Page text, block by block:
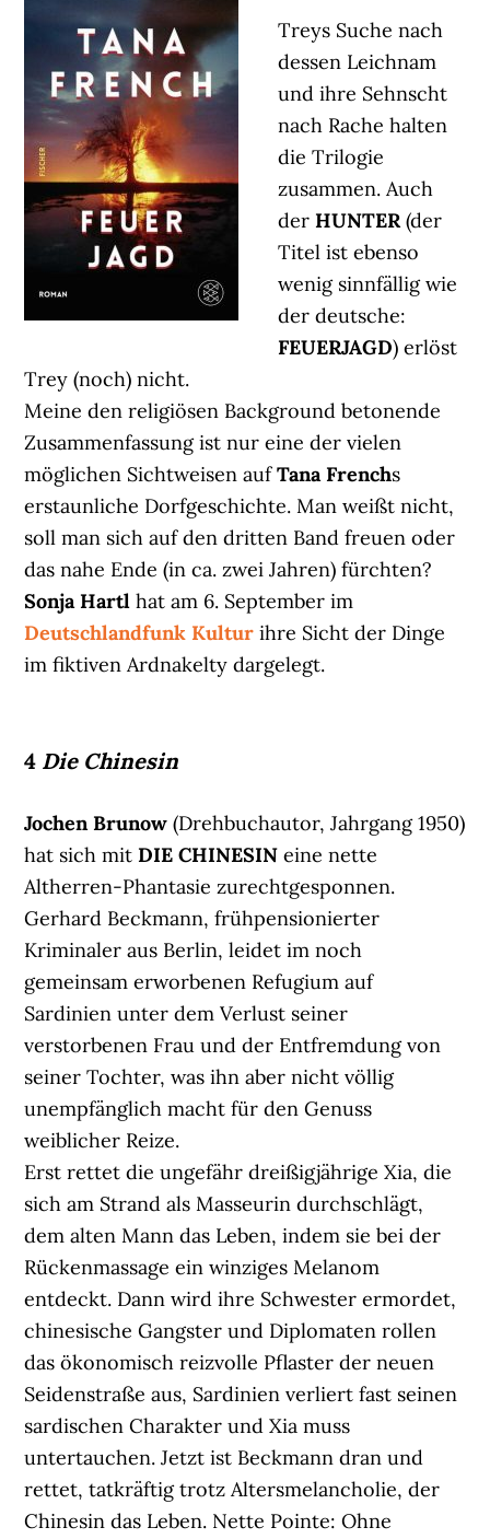
Treys Suche nach
dessen Leichnam
und ihre Sehnscht
nach Rache halten
die Trilogie
zusammen. Auch
derHUNTER(der
Titel ist ebenso
wenig sinnfällig wie
der deutsche:
FEUERJAGD) erlöst
Trey (noch) nicht.
Meine den religiösen Background betonende
Zusammenfassung ist nur eine der vielen
möglichen Sichtweisen aufTana Frenchs
erstaunliche Dorfgeschichte. Man weißt nicht,
soll man sich auf den dritten Band freuen oder
das nahe Ende (in ca. zwei Jahren) fürchten?
Sonja Hartl hat am 6. September im
Deutschlandfunk Kultur ihre Sicht der Dinge
im fiktiven Ardnakelty dargelegt.
4 Die Chinesin
Jochen Brunow (Drehbuchautor, Jahrgang 1950)
hat sich mitDIE CHINESINeine nette
Altherren-Phantasie zurechtgesponnen.
Gerhard Beckmann, frühpensionierter
Kriminaler aus Berlin, leidet im noch
gemeinsam erworbenen Refugium auf
Sardinien unter dem Verlust seiner
verstorbenen Frau und der Entfremdung von
seiner Tochter, was ihn aber nicht völlig
unempfänglich macht für den Genuss
weiblicher Reize.
Erst rettet die ungefähr dreißigjährige Xia, die
sich am Strand als Masseurin durchschlägt,
dem alten Mann das Leben, indem sie bei der
Rückenmassage ein winziges Melanom
entdeckt. Dann wird ihre Schwester ermordet,
chinesische Gangster und Diplomaten rollen
das ökonomisch reizvolle Pflaster der neuen
Seidenstraße aus, Sardinien verliert fast seinen
sardischen Charakter und Xia muss
untertauchen. Jetzt ist Beckmann dran und
rettet, tatkräftig trotz Altersmelancholie, der
Chinesin das Leben. Nette Pointe: Ohne